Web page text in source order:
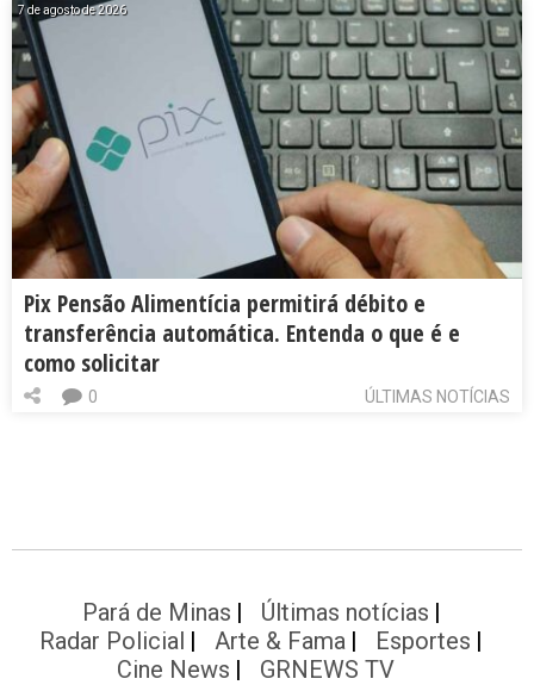
7 de agosto de 2026
Pix Pensão Alimentícia permitirá débito e
transferência automática. Entenda o que é e
como solicitar
ÚLTIMAS NOTÍCIAS
0
Pará de Minas
Últimas notícias
Radar Policial
Arte & Fama
Esportes
Cine News
GRNEWS TV